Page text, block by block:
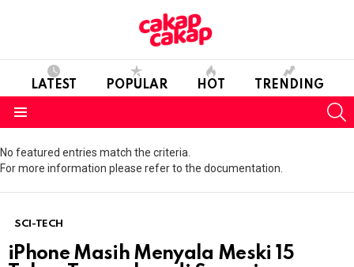
LATEST POPULAR HOT TRENDING
No featured entries match the criteria.
For more information please refer to the documentation.
SCI-TECH
iPhone Masih Menyala Meski 15